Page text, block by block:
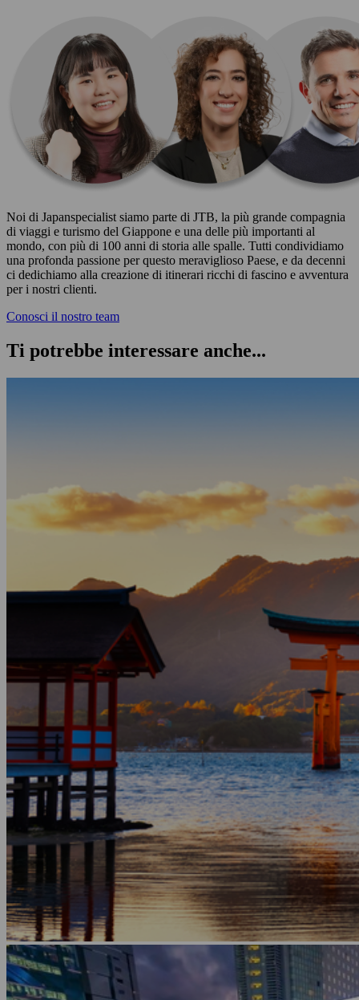
Noi di Japanspecialist siamo parte di JTB, la più grande compagnia
di viaggi e turismo del Giappone e una delle più importanti al
mondo, con più di 100 anni di storia alle spalle. Tutti condividiamo
una profonda passione per questo meraviglioso Paese, e da decenni
ci dedichiamo alla creazione di itinerari ricchi di fascino e avventura
per i nostri clienti.
Conosci il nostro team
Ti potrebbe interessare anche...